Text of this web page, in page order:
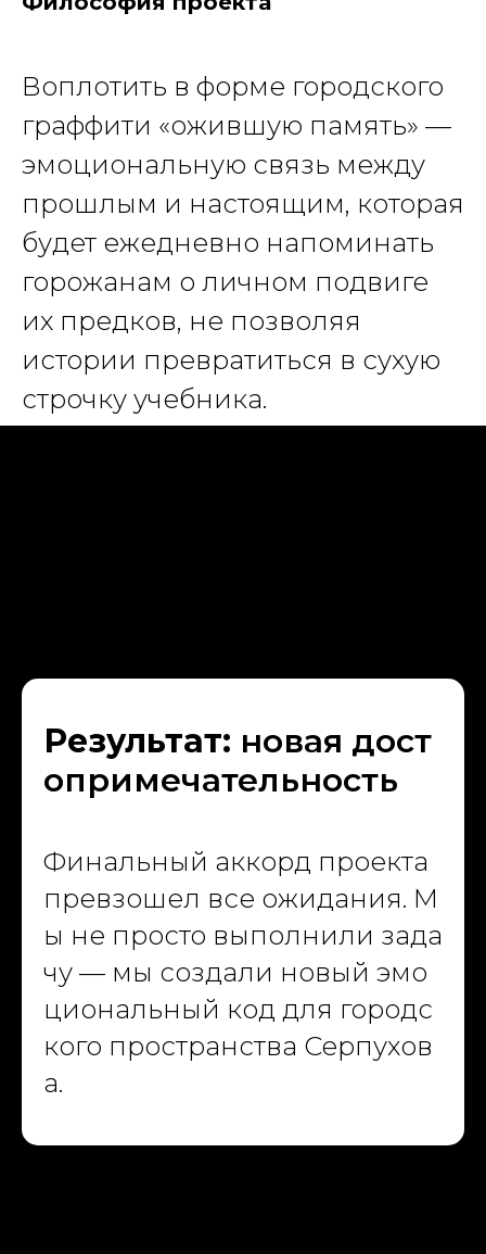
Воплотить в форме городского
граффити «ожившую память» —
эмоциональную связь между
прошлым и настоящим, которая
будет ежедневно напоминать
горожанам о личном подвиге
их предков, не позволяя
истории превратиться в сухую
строчку учебника.
Результат: новая дост
опримечательность
Финальный аккорд проекта
превзошел все ожидания. М
ы не просто выполнили зада
чу — мы создали новый эмо
циональный код для городс
кого пространства Серпухов
а.
Масштабные проекты
для государства и бизнеса